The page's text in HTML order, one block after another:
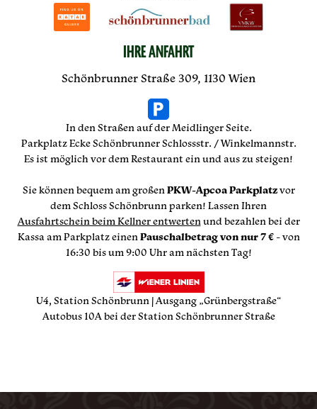
IHRE ANFAHRT
Schönbrunner Straße 309, 1130 Wien
In den Straßen auf der Meidlinger Seite.
Parkplatz Ecke Schönbrunner Schlossstr. / Winkelmannstr.
Es ist möglich vor dem Restaurant ein und aus zu steigen!
Sie können bequem am großenPKW-Apcoa Parkplatzvor
dem Schloss Schönbrunn parken! Lassen Ihren
Ausfahrtschein beim Kellner entwertenund bezahlen bei der
Kassa am Parkplatz einenPauschalbetrag von nur 7 €- von
16:30 bis um 9:00 Uhr am nächsten Tag!
U4, Station Schönbrunn | Ausgang „Grünbergstraße“
Autobus 10A bei der Station Schönbrunner Straße